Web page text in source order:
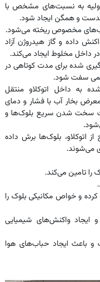
به نسبت‌های مشخص با
و همگن ایجاد شود.
مخصوص ریخته می‌شود.
داده و گاز هیدروژن آزاد
داخل مخلوط ایجاد می‌کند.
شده برای مدت کوتاهی در
سفت شود.
به داخل اتوکلاو منتقل
بخار آب با فشار و دمای
باعث سخت شدن سریع بلوک‌ها و
اتوکلاو، بلوک‌ها برش داده
می‌شوند.
را تامین می‌کند.
و خواص مکانیکی بلوک را
ایجاد واکنش‌های شیمیایی
و باعث ایجاد حباب‌های هوا